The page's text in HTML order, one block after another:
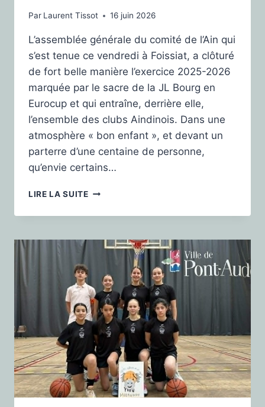
Par Laurent Tissot 16 juin 2026
L’assemblée générale du comité de l’Ain qui
s’est tenue ce vendredi à Foissiat, a clôturé
de fort belle manière l’exercice 2025-2026
marquée par le sacre de la JL Bourg en
Eurocup et qui entraîne, derrière elle,
l’ensemble des clubs Aindinois. Dans une
atmosphère « bon enfant », et devant un
parterre d’une centaine de personne,
qu’envie certains…
LIRE LA SUITE